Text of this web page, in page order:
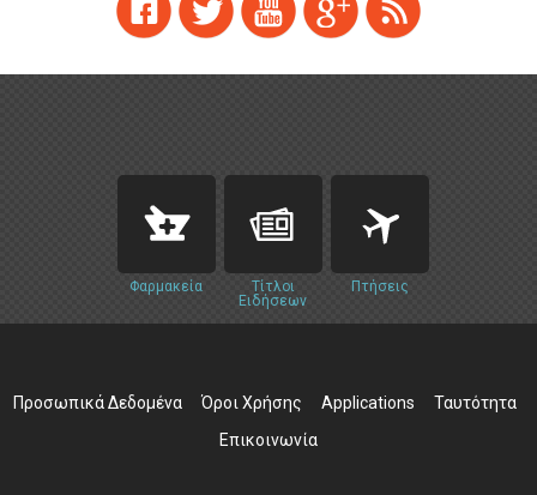
Φαρμακεία
Τίτλοι
Ειδήσεων
Πτήσεις
Προσωπικά Δεδομένα Όροι Χρήσης Applications
Ταυτότητα
Επικοινωνία